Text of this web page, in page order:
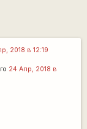
2018 в 12:19
24 Апр, 2018 в